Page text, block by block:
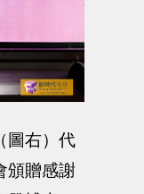
圖右）代
頒贈感謝